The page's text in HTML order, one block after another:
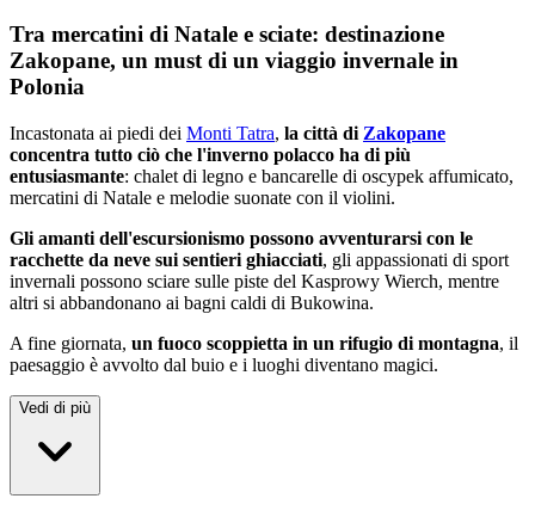
Tra mercatini di Natale e sciate: destinazione
Zakopane, un must di un viaggio invernale in
Polonia
Incastonata ai piedi dei Monti Tatra, la città di Zakopane
concentra tutto ciò che l'inverno polacco ha di più
entusiasmante: chalet di legno e bancarelle di oscypek affumicato,
mercatini di Natale e melodie suonate con il violini.
Gli amanti dell'escursionismo possono avventurarsi con le
racchette da neve sui sentieri ghiacciati, gli appassionati di sport
invernali possono sciare sulle piste del Kasprowy Wierch, mentre
altri si abbandonano ai bagni caldi di Bukowina.
A fine giornata, un fuoco scoppietta in un rifugio di montagna, il
paesaggio è avvolto dal buio e i luoghi diventano magici.
Vedi di più